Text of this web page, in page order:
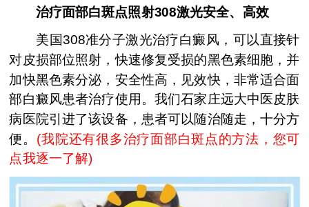
治疗面部白斑点照射308激光安全、高效
美国308准分子激光治疗白癜风，可以直接针
对皮损部位照射，快速修复受损的黑色素细胞，并
加快黑色素分泌，安全性高，见效快，非常适合面
部白癜风患者治疗使用。我们石家庄远大中医皮肤
病医院引进了该设备，患者可以随治随走，十分方
便。 (我院还有很多治疗面部白斑点的方法，您可
点我逐一了解)